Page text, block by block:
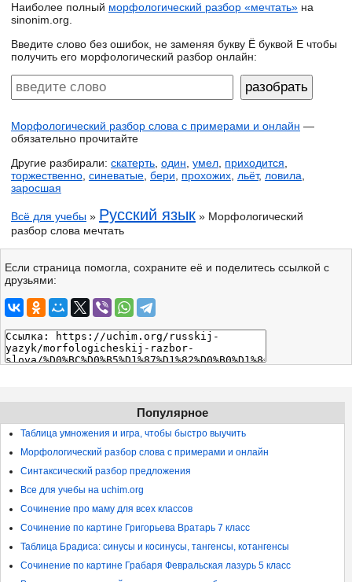
Наиболее полный морфологический разбор «мечтать» на
sinonim.org.
Введите слово без ошибок, не заменяя букву Ё буквой Е чтобы
получить его морфологический разбор онлайн:
Морфологический разбор слова с примерами и онлайн —
обязательно прочитайте
Другие разбирали: скатерть один умел приходится
торжественно синеватые бери прохожих льёт, ловила
заросшая
Всё для учебы » Русский язык » Морфологический
разбор слова мечтать
Если страница помогла, сохраните её и поделитесь ссылкой с
друзьями:
Популярное
Таблица умножения и игра, чтобы быстро выучить
Морфологический разбор слова с примерами и онлайн
Синтаксический разбор предложения
Все для учебы на uchim.org
Сочинение про маму для всех классов
Сочинение по картине Григорьева Вратарь 7 класс
Таблица Брадиса: синусы и косинусы, тангенсы, котангенсы
Сочинение по картине Грабаря Февральская лазурь 5 класс